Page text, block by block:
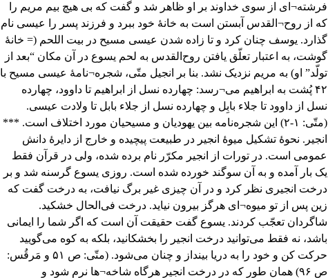
فرشته¬ای از سوی خداوند بر او ظاهر شد و گفت که بی هیچ بیم مریم را
که از روح¬القدس آبستن است به خانۀ خود ببرد و فرزند پسر را عیسی نام
گذارد. یوسف چنان کرد و تا زاده شدن عیسی مسیح در بیت اللحم (= خانۀ
گوشت، به اعتبار تعلّق یافتن روح‌القدس به لحم یسوع در آن مکان “بعد از
تولّد” او) به مریم نزدیک نشد. بنا بر انجیل متّی، شجره¬نامۀ عیسی مسیح با
۴۲ پُشت به ابراهیم می¬رسد: چهارده نسل از ابراهیم تا داوود، چهارده
نسل از داوود تا جلاء بابِل و چهارده نسل از جلاء بابل تا ولادت عیسی.
(متّی: ۱-۲) این شجره‌نامه بین یهودیان و مسیحیان مورد اختلاف است. ***
انجیر. نحوۀ تشکیل میوۀ انجیر در طبیعت پیچیده و خارج از دایرۀ دانش
عمومی است. در تورات از انجیر مکرّر نام برده شده، ولی در قرآن فقط
یک بار آمده و به آن سوگند خورده شده است. روزی یسوع گرسنه شد و بر
درخت انجیری نظر کرد و در آن چیزی غیر برگ نیافت، به درخت گفت که
زین پس از تو میوه¬ای هرگز بیرون نیاید. درخت فی‌الحال خشکید.
شاگردان تعجّب کردند. یسوع گفت حقیقت آن است که اگر شما را ایمانی
باشد، نه فقط می‌توانید درخت انجیر را بخشکانید، بلکه به کوه می‌گویید
حرکت کن و خود را به دریا بینداز و چنان می‌شود. (متّی: ص ۵۱ و مَرقُس:
ص ۹۶) همان طور که در درخت انجیر هرگاه شاخه¬ها نرم شود و